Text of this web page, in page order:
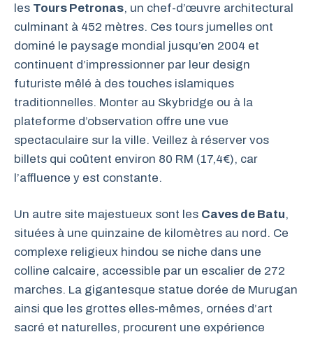
les Tours Petronas, un chef-d’œuvre architectural
culminant à 452 mètres. Ces tours jumelles ont
dominé le paysage mondial jusqu’en 2004 et
continuent d’impressionner par leur design
futuriste mêlé à des touches islamiques
traditionnelles. Monter au Skybridge ou à la
plateforme d’observation offre une vue
spectaculaire sur la ville. Veillez à réserver vos
billets qui coûtent environ 80 RM (17,4€), car
l’affluence y est constante.
Un autre site majestueux sont les Caves de Batu,
situées à une quinzaine de kilomètres au nord. Ce
complexe religieux hindou se niche dans une
colline calcaire, accessible par un escalier de 272
marches. La gigantesque statue dorée de Murugan
ainsi que les grottes elles-mêmes, ornées d’art
sacré et naturelles, procurent une expérience